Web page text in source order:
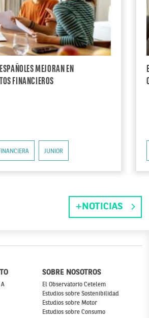
MEJORAN EN
FINANCIEROS
JUNIOR
NOTICIAS
A
SOBRE NOSOTROS
El Observatorio Cetelem
Estudios sobre Sostenibilidad
Estudios sobre Motor
Estudios sobre Consumo